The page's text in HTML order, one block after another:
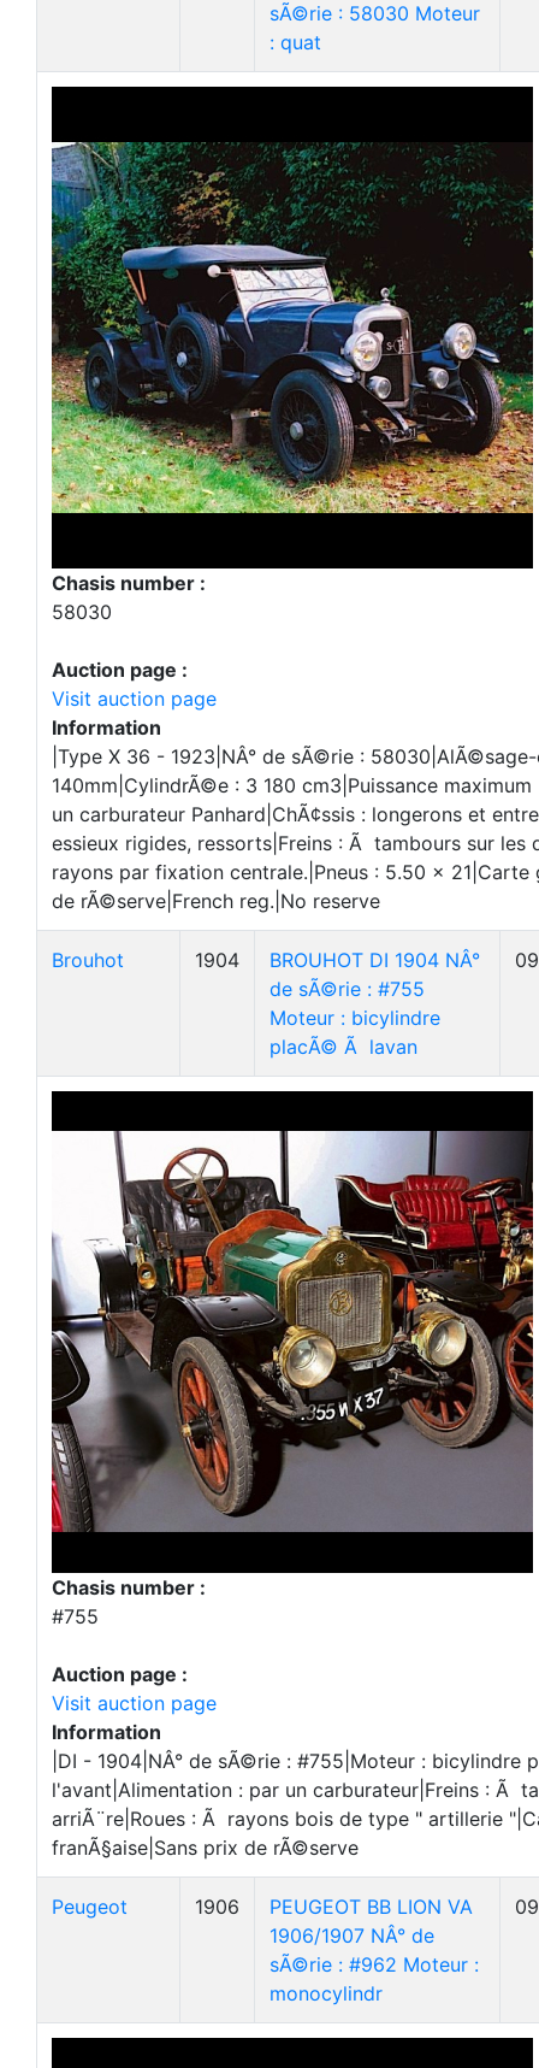
sÃ©rie : 58030 Moteur
: quat
Chasis number :
58030
Auction page :
Visit auction page
Information
|Type X 36 - 1923|NÂ° de sÃ©rie :
140mm|CylindrÃ©e : 3 180 cm3|Puissance
un carburateur Panhard|ChÃ¢ssis : longerons et
essieux rigides, ressorts|Freins : Ã tambours sur les
rayons par fixation centrale.|Pneus : 5.50 x 21|Carte
de rÃ©serve|French reg.|No reserve
Brouhot 1904
BROUHOT DI 1904 NÂ°
de sÃ©rie : #755
Moteur : bicylindre
placÃ© Ã lavan
Chasis number :
#755
Auction page :
Visit auction page
Information
|DI - 1904|NÂ° de sÃ©rie : #755|Moteur : bicylindre
l'avant|Alimentation : par un carburateur|Freins : Ã
arriÃ¨re|Roues : Ã rayons bois de type " artillerie
franÃ§aise|Sans prix de rÃ©serve
Peugeot 1906
PEUGEOT BB LION VA
1906/1907 NÂ° de
sÃ©rie : #962 Moteur :
monocylindr